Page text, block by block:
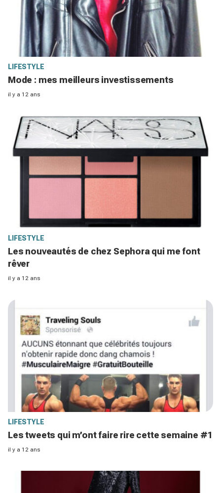
LIFESTYLE
Mode : mes meilleurs investissements
il y a 12 ans
LIFESTYLE
Les nouveautés de chez Sephora qui me font
rêver
il y a 12 ans
LIFESTYLE
Les tweets qui m’ont faire rire cette semaine #1
il y a 12 ans